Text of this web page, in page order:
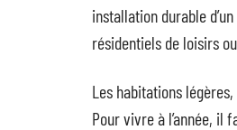
installation durable
résidentiels de loisirs
Les habitations
Pour vivre à l’année, il